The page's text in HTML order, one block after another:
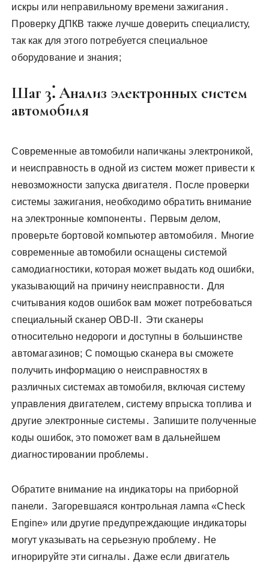
искры или неправильному времени зажигания․
Проверку ДПКВ также лучше доверить специалисту,
так как для этого потребуется специальное
оборудование и знания;
Шаг 3⁚ Анализ электронных систем
автомобиля
Современные автомобили напичканы электроникой,
и неисправность в одной из систем может привести к
невозможности запуска двигателя․ После проверки
системы зажигания, необходимо обратить внимание
на электронные компоненты․ Первым делом,
проверьте бортовой компьютер автомобиля․ Многие
современные автомобили оснащены системой
самодиагностики, которая может выдать код ошибки,
указывающий на причину неисправности․ Для
считывания кодов ошибок вам может потребоваться
специальный сканер OBD-II․ Эти сканеры
относительно недороги и доступны в большинстве
автомагазинов; С помощью сканера вы сможете
получить информацию о неисправностях в
различных системах автомобиля, включая систему
управления двигателем, систему впрыска топлива и
другие электронные системы․ Запишите полученные
коды ошибок, это поможет вам в дальнейшем
диагностировании проблемы․
Обратите внимание на индикаторы на приборной
панели․ Загоревшаяся контрольная лампа «Check
Engine» или другие предупреждающие индикаторы
могут указывать на серьезную проблему․ Не
игнорируйте эти сигналы․ Даже если двигатель